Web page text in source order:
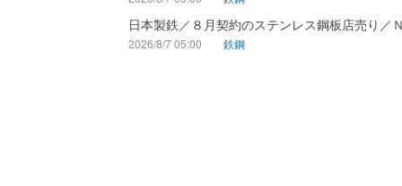
日本製鉄／８月契約のステンレス鋼板店売り／
2026/8/7 05:00 鉄鋼